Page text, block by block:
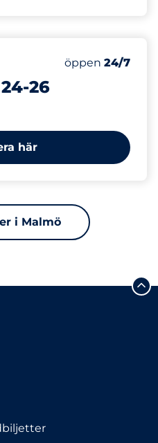
26
Antal
Totalt antal
Lördag
öppen 24/7
här
i Malmö